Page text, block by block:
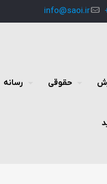
info@saoi.ir
حقوقی رسانه